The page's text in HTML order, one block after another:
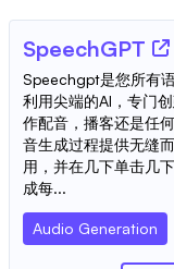
SpeechGPT
Speechgpt是您所有
利用尖端的AI，专门
作配音，播客还是任
音生成过程提供无缝
用，并在几下单击几
成每...
Audio Generation